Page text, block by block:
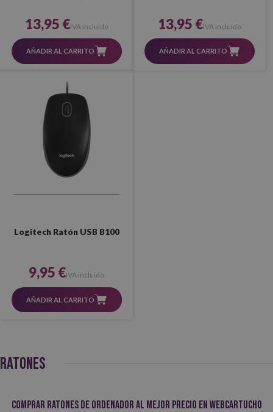
13,95 €IVA incluido
AÑADIR AL CARRITO
13,95 €IVA incluido
AÑADIR AL CARRITO
Logitech Ratón USB B100
9,95 €IVA incluido
AÑADIR AL CARRITO
RATONES
Comprar ratones de ordenador al mejor precio en Webcartucho